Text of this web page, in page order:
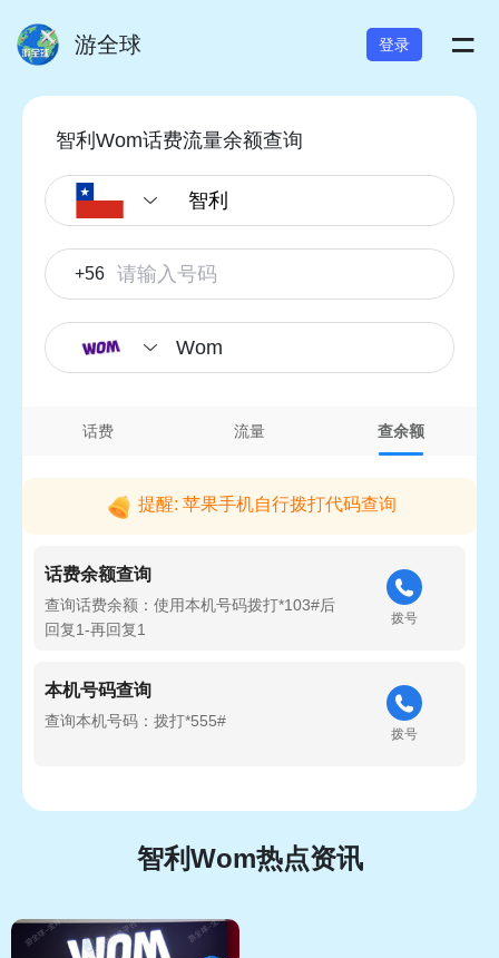
游全球 登录 =
智利Wom话费流量余额查询
+56
Wom
话费 流量 查余额
提醒: 苹果手机自行拨打代码查询
话费余额查询
查询话费余额：使用本机号码拨打*103#后
回复1-再回复1
拨号
本机号码查询
查询本机号码：拨打*555#
拨号
智利Wom热点资讯